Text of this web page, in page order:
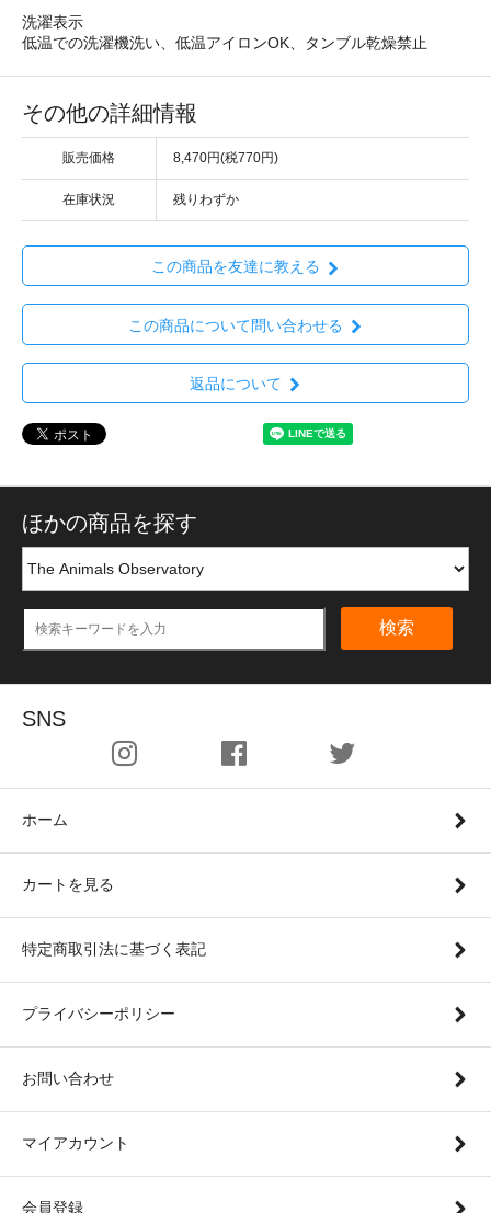
洗濯表示
低温での洗濯機洗い、低温アイロンOK、タンブル乾燥禁止
その他の詳細情報
販売価格 8,470円(税770円)
在庫状況 残りわずか
この商品を友達に教える
この商品について問い合わせる
返品について
ほかの商品を探す
検索
SNS
ホーム
カートを見る
特定商取引法に基づく表記
プライバシーポリシー
お問い合わせ
マイアカウント
会員登録